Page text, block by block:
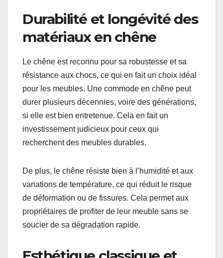
Durabilité et longévité des
matériaux en chêne
Le chêne est reconnu pour sa robustesse et sa
résistance aux chocs, ce qui en fait un choix idéal
pour les meubles. Une commode en chêne peut
durer plusieurs décennies, voire des générations,
si elle est bien entretenue. Cela en fait un
investissement judicieux pour ceux qui
recherchent des meubles durables.
De plus, le chêne résiste bien à l’humidité et aux
variations de température, ce qui réduit le risque
de déformation ou de fissures. Cela permet aux
propriétaires de profiter de leur meuble sans se
soucier de sa dégradation rapide.